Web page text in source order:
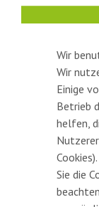
Wir
Wir
Einige
Betrieb
helfen,
Sie die